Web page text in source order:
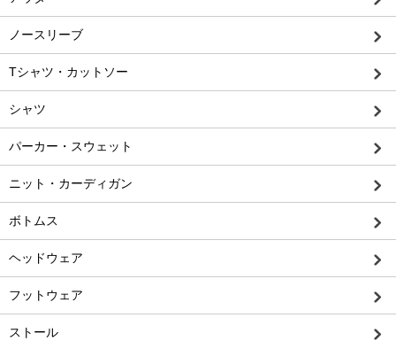
ノースリーブ
Tシャツ・カットソー
シャツ
パーカー・スウェット
ニット・カーディガン
ボトムス
ヘッドウェア
フットウェア
ストール